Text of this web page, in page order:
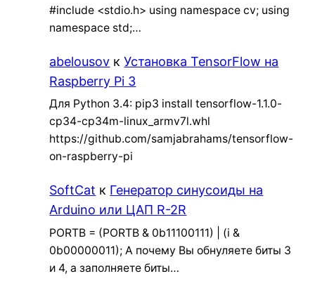
#include <stdio.h> using namespace cv; using
namespace std;…
abelousov кУстановка TensorFlow на
Raspberry Pi 3
Для Python 3.4: pip3 install tensorflow-1.1.0-
cp34-cp34m-linux_armv7l.whl
https://github.com/samjabrahams/tensorflow-
on-raspberry-pi
SoftCat к Генератор синусоиды на
Arduino или ЦАП R-2R
PORTB = (PORTB & 0b11100111) | (i &
0b00000011); А почему Вы обнуляете биты 3
и 4, а заполняете биты…